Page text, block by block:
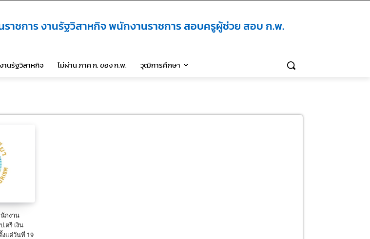
ราชการ งานรัฐวิสาหกิจ พนักงานราชการ สอบครูผู้ช่วย สอบ ก.พ.
งานรัฐวิสาหกิจ ไม่ผ่าน ภาค ก. ของ ก.พ. วุฒิการศึกษา
กงาน
ตรี เงิน
งแต่วันที่ 19